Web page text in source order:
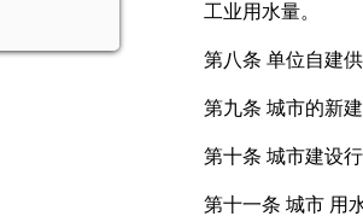
工业用水量。
第八条 单位自建
第九条 城市的新
第十条 城市建设
第十一条 城市 用